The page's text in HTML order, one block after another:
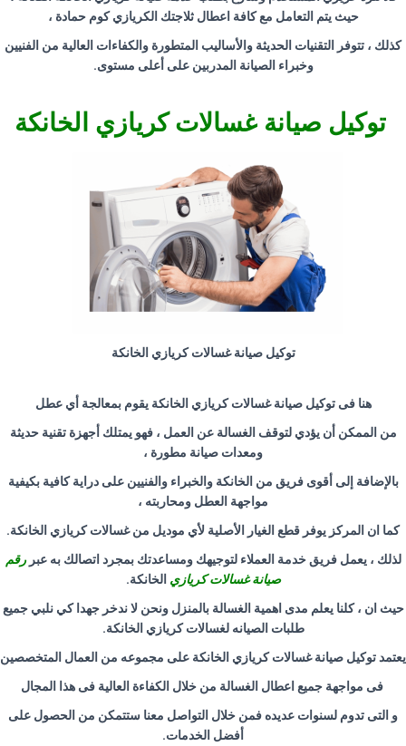
حيث يتم التعامل مع كافة اعطال ثلاجتك الكريازي كوم حمادة ،
كذلك ، تتوفر التقنيات الحديثة والأساليب المتطورة والكفاءات العالية من الفنيين
وخبراء الصيانة المدربين على أعلى مستوى.
توكيل صيانة غسالات كريازي الخانكة
توكيل صيانة غسالات كريازي الخانكة
هنا فى توكيل صيانة غسالات كريازي الخانكة يقوم بمعالجة أي عطل
من الممكن أن يؤدي لتوقف الغسالة عن العمل ، فهو يمتلك أجهزة تقنية حديثة
ومعدات صيانة مطورة ،
بالإضافة إلى أقوى فريق من الخانكة والخبراء والفنيين على دراية كافية بكيفية
مواجهة العطل ومحاربته ،
كما ان المركز يوفر قطع الغيار الأصلية لأي موديل من غسالات كريازي الخانكة.
لذلك ، يعمل فريق خدمة العملاء لتوجيهك ومساعدتك بمجرد اتصالك به عبر رقم
صيانة غسالات كريازي الخانكة.
حيث ان ، كلنا يعلم مدى اهمية الغسالة بالمنزل ونحن لا ندخر جهدا كي نلبي جميع
طلبات الصيانه لغسالات كريازي الخانكة.
يعتمد توكيل صيانة غسالات كريازي الخانكة على مجموعه من العمال المتخصصين
فى مواجهة جميع اعطال الغسالة من خلال الكفاءة العالية فى هذا المجال
و التى تدوم لسنوات عديده فمن خلال التواصل معنا ستتمكن من الحصول على
أفضل الخدمات.